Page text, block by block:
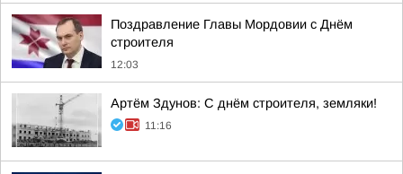
Поздравление Главы Мордовии с Днём
строителя
12:03
Артём Здунов: С днём строителя, земляки!
11:16